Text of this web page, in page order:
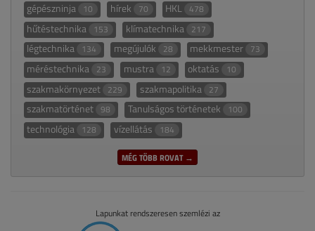
gépészninja 10 hírek 70 HKL 478
hűtéstechnika 153 klímatechnika 217
légtechnika 134 megújulók 28 mekkmester 73
méréstechnika 23 mustra 12 oktatás 10
szakmakörnyezet 229 szakmapolitika 27
szakmatörténet 98 Tanulságos történetek 100
technológia 128 vízellátás 184
MÉG TÖBB ROVAT →
Lapunkat rendszeresen szemlézi az